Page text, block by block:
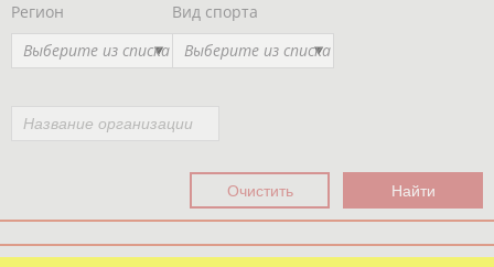
Регион
Выберите из списка
Вид спорта
Выберите из списка